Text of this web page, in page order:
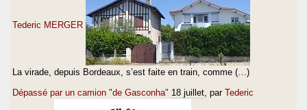
Tederic MERGER
La virade, depuis Bordeaux, s’est faite en train, comme (…)
Dépassé par un camion "de Gasconha" 18 juillet , par Tederic